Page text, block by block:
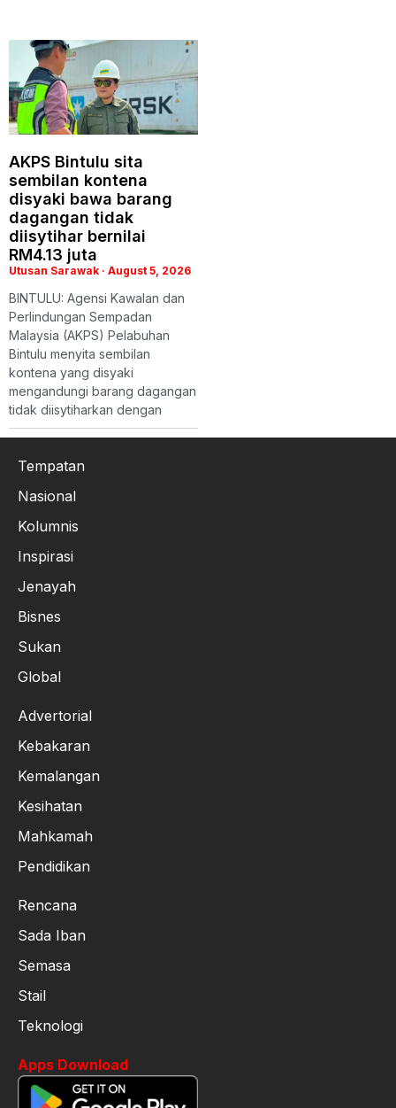
AKPS Bintulu sita
sembilan kontena
disyaki bawa barang
dagangan tidak
diisytihar bernilai
RM4.13 juta
Utusan Sarawak August 5, 2026
BINTULU: Agensi Kawalan dan
Perlindungan Sempadan
Malaysia (AKPS) Pelabuhan
Bintulu menyita sembilan
kontena yang disyaki
mengandungi barang dagangan
tidak diisytiharkan dengan
Tempatan
Nasional
Kolumnis
Inspirasi
Jenayah
Bisnes
Sukan
Global
Advertorial
Kebakaran
Kemalangan
Kesihatan
Mahkamah
Pendidikan
Rencana
Sada Iban
Semasa
Stail
Teknologi
Apps Download